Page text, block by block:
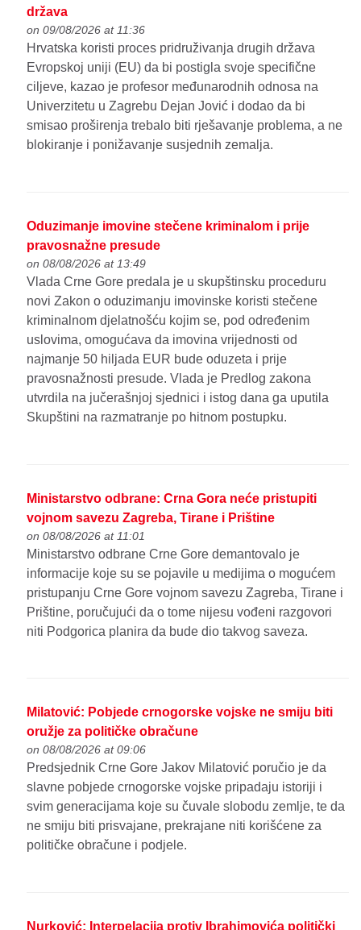
država
on 09/08/2026 at 11:36
Hrvatska koristi proces pridruživanja drugih država
Evropskoj uniji (EU) da bi postigla svoje specifične
ciljeve, kazao je profesor međunarodnih odnosa na
Univerzitetu u Zagrebu Dejan Jović i dodao da bi
smisao proširenja trebalo biti rješavanje problema, a ne
blokiranje i ponižavanje susjednih zemalja.
Oduzimanje imovine stečene kriminalom i prije
pravosnažne presude
on 08/08/2026 at 13:49
Vlada Crne Gore predala je u skupštinsku proceduru
novi Zakon o oduzimanju imovinske koristi stečene
kriminalnom djelatnošću kojim se, pod određenim
uslovima, omogućava da imovina vrijednosti od
najmanje 50 hiljada EUR bude oduzeta i prije
pravosnažnosti presude. Vlada je Predlog zakona
utvrdila na jučerašnjoj sjednici i istog dana ga uputila
Skupštini na razmatranje po hitnom postupku.
Ministarstvo odbrane: Crna Gora neće pristupiti
vojnom savezu Zagreba, Tirane i Prištine
on 08/08/2026 at 11:01
Ministarstvo odbrane Crne Gore demantovalo je
informacije koje su se pojavile u medijima o mogućem
pristupanju Crne Gore vojnom savezu Zagreba, Tirane i
Prištine, poručujući da o tome nijesu vođeni razgovori
niti Podgorica planira da bude dio takvog saveza.
Milatović: Pobjede crnogorske vojske ne smiju biti
oružje za političke obračune
on 08/08/2026 at 09:06
Predsjednik Crne Gore Jakov Milatović poručio je da
slavne pobjede crnogorske vojske pripadaju istoriji i
svim generacijama koje su čuvale slobodu zemlje, te da
ne smiju biti prisvajane, prekrajane niti korišćene za
političke obračune i podjele.
Nurković: Interpelacija protiv Ibrahimovića politički